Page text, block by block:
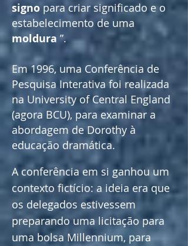
signo para criar significado e o
estabelecimento de uma
moldura ”.
Em 1996, uma Conferência de
Pesquisa Interativa foi realizada
na University of Central England
(agora BCU), para examinar a
abordagem de Dorothy à
educação dramática.
A conferência em si ganhou um
contexto fictício: a ideia era que
os delegados estivessem
preparando uma licitação para
uma bolsa Millennium, para